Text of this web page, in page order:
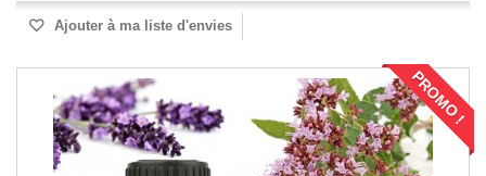
Ajouter à ma liste d'envies
PROMO !